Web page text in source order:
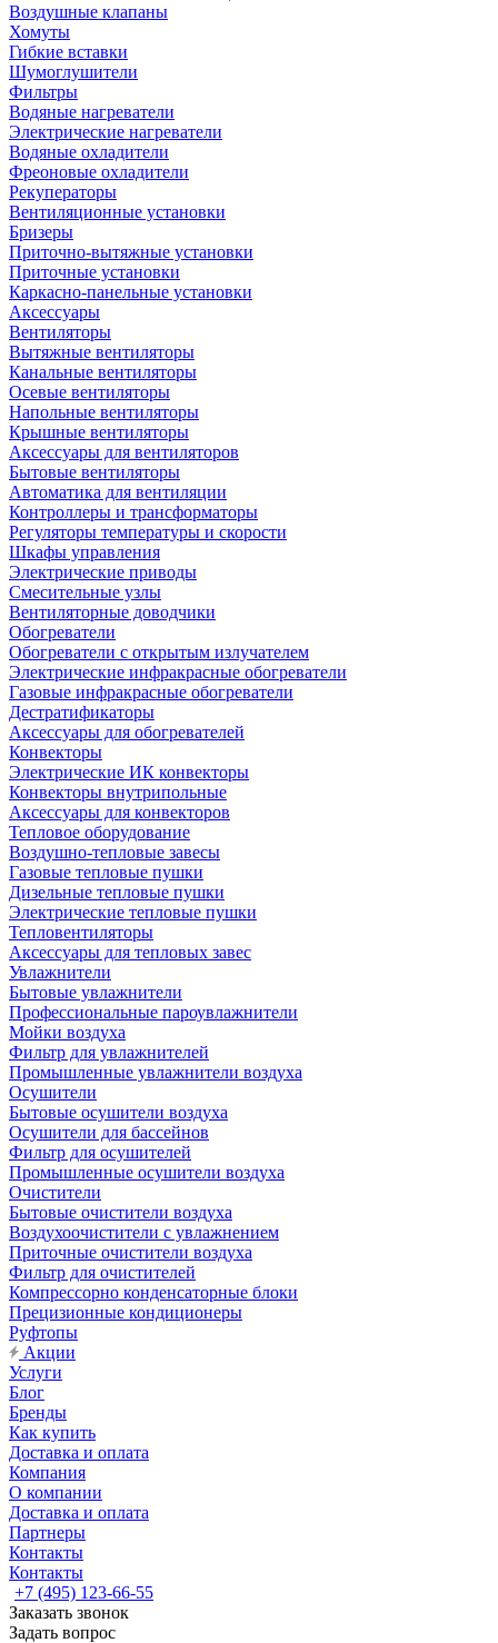
Воздушные клапаны
Хомуты
Гибкие вставки
Шумоглушители
Фильтры
Водяные нагреватели
Электрические нагреватели
Водяные охладители
Фреоновые охладители
Рекуператоры
Вентиляционные установки
Бризеры
Приточно-вытяжные установки
Приточные установки
Каркасно-панельные установки
Аксессуары
Вентиляторы
Вытяжные вентиляторы
Канальные вентиляторы
Осевые вентиляторы
Напольные вентиляторы
Крышные вентиляторы
Аксессуары для вентиляторов
Бытовые вентиляторы
Автоматика для вентиляции
Контроллеры и трансформаторы
Регуляторы температуры и скорости
Шкафы управления
Электрические приводы
Смесительные узлы
Вентиляторные доводчики
Обогреватели
Обогреватели с открытым излучателем
Электрические инфракрасные обогреватели
Газовые инфракрасные обогреватели
Дестратификаторы
Аксессуары для обогревателей
Конвекторы
Электрические ИК конвекторы
Конвекторы внутрипольные
Аксессуары для конвекторов
Тепловое оборудование
Воздушно-тепловые завесы
Газовые тепловые пушки
Дизельные тепловые пушки
Электрические тепловые пушки
Тепловентиляторы
Аксессуары для тепловых завес
Увлажнители
Бытовые увлажнители
Профессиональные пароувлажнители
Мойки воздуха
Фильтр для увлажнителей
Промышленные увлажнители воздуха
Осушители
Бытовые осушители воздуха
Осушители для бассейнов
Фильтр для осушителей
Промышленные осушители воздуха
Очистители
Бытовые очистители воздуха
Воздухоочистители с увлажнением
Приточные очистители воздуха
Фильтр для очистителей
Компрессорно конденсаторные блоки
Прецизионные кондиционеры
Руфтопы
Акции
Услуги
Блог
Бренды
Как купить
Доставка и оплата
Компания
О компании
Доставка и оплата
Партнеры
Контакты
Контакты
+7 (495) 123-66-55
Заказать звонок
Задать вопрос